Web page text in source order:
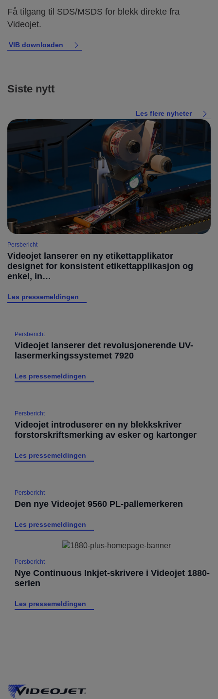
Få tilgang til SDS/MSDS for blekk direkte fra
Videojet.
VIB downloaden
Siste nytt
Les flere nyheter
Persbericht
Videojet lanserer en ny etikettapplikator
designet for konsistent etikettapplikasjon og
enkel, in…
Les pressemeldingen
Persbericht
Videojet lanserer det revolusjonerende UV-
lasermerkingssystemet 7920
Les pressemeldingen
Persbericht
Videojet introduserer en ny blekkskriver
forstorskriftsmerking av esker og kartonger
Les pressemeldingen
Persbericht
Den nye Videojet 9560 PL-pallemerkeren
Les pressemeldingen
Persbericht
Nye Continuous Inkjet-skrivere i Videojet 1880-
serien
Les pressemeldingen